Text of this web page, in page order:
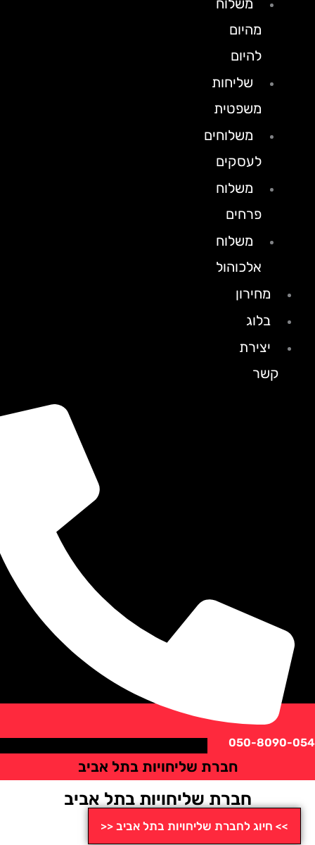
מהיום
להיום
שליחות
משפטית
משלוחים
לעסקים
משלוח
פרחים
משלוח
אלכוהול
מחירון
בלוג
יצירת
קשר
050-
חברת שליחויות בתל אביב
חברת שליחויות בתל אביב
>> חיוג לחברת שליחויות בתל אביב <<